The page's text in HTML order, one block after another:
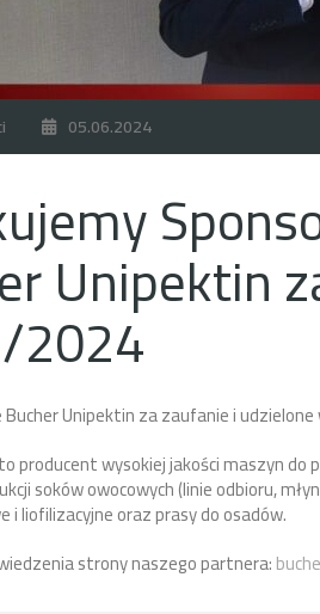
05.06.2024
Unipektin
2024
Unipektin za zaufanie i
producent wysokiej jakości maszyn
soków owocowych (linie odbioru,
i liofilizacyjne oraz prasy do osadów.
strony naszego partnera: